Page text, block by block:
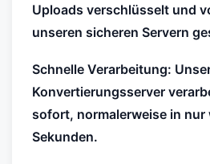
Uploads verschlüsselt und
unseren sicheren Servern
Schnelle Verarbeitung:
Konvertierungsserver
sofort, normalerweise in nur
Sekunden.